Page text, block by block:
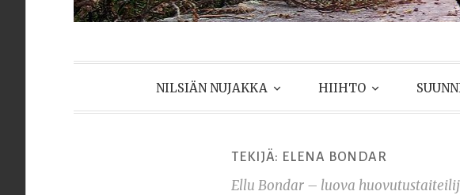
NILSIÄN
NILSIÄN NUJAKKA HIIHTO
TEKIJÄ: ELENA BONDAR
Ellu Bondar – luova